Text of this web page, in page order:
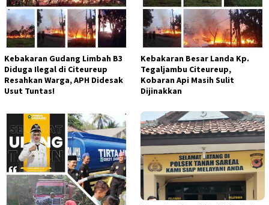
Kebakaran Gudang Limbah B3
Diduga Ilegal di Citeureup
Resahkan Warga, APH Didesak
Usut Tuntas!
Kebakaran Besar Landa Kp.
Tegaljambu Citeureup,
Kobaran Api Masih Sulit
Dijinakkan